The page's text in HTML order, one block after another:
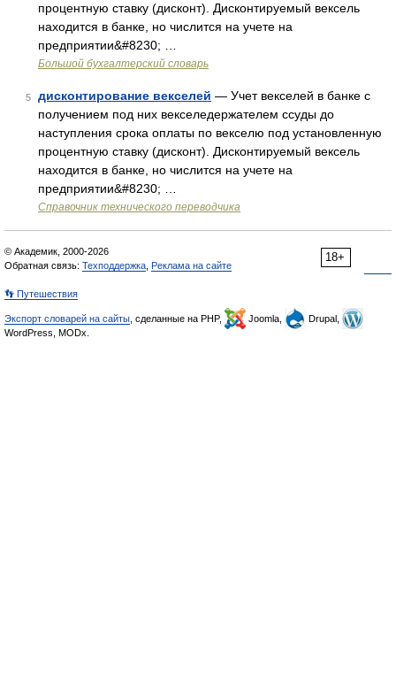
процентную ставку (дисконт). Дисконтируемый вексель
находится в банке, но числится на учете на
предприятии&#8230; …
Большой бухгалтерский словарь
5 дисконтирование векселей — Учет векселей в банке с
получением под них векселедержателем ссуды до
наступления срока оплаты по векселю под установленную
процентную ставку (дисконт). Дисконтируемый вексель
находится в банке, но числится на учете на
предприятии&#8230; …
Справочник технического переводчика
18+
© Академик, 2000-2026
Обратная связь: Техподдержка Реклама на сайте
👣 Путешествия
Экспорт словарей на сайты , сделанные на PHP, Joomla,
Drupal,
WordPress, MODx.